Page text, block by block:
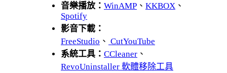
音樂播放： WinAMP 、 KKBOX 、
Spotify
影音下載：
FreeStudio 、 CutYouTube
系統工具： CCleaner 、
RevoUninstaller 軟體移除工具